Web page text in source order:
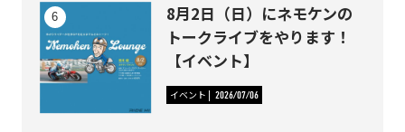
8月2日（日）にネモケンの
トークライブをやります！
【イベント】
イベント 2026/07/06